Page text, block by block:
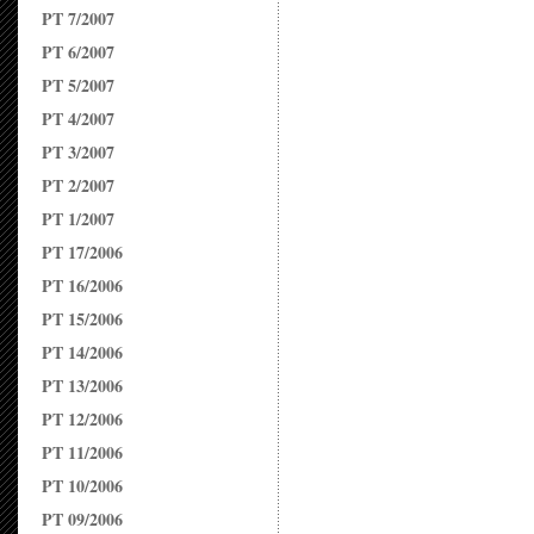
PT 7/2007
PT 6/2007
PT 5/2007
PT 4/2007
PT 3/2007
PT 2/2007
PT 1/2007
PT 17/2006
PT 16/2006
PT 15/2006
PT 14/2006
PT 13/2006
PT 12/2006
PT 11/2006
PT 10/2006
PT 09/2006